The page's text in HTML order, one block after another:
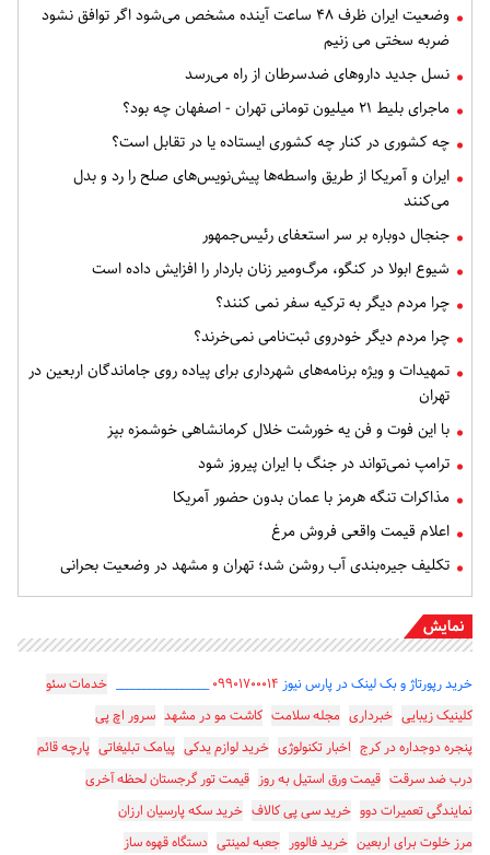
وضعیت ایران ظرف ۴۸ ساعت آینده مشخص می‌شود اگر توافق نشود
ضربه سختی می زنیم
نسل جدید داروهای ضدسرطان از راه می‌رسد
ماجرای بلیط ۲۱ میلیون تومانی تهران - اصفهان چه بود؟
چه کشوری در کنار چه کشوری ایستاده یا در تقابل است؟
ایران و آمریکا از طریق واسطه‌ها پیش‌نویس‌های صلح را رد و بدل
می‌کنند
جنجال دوباره بر سر استعفای رئیس‌جمهور
شیوع ابولا در کنگو، مرگ‌ومیر زنان باردار را افزایش داده است
چرا مردم دیگر به ترکیه سفر نمی کنند؟
چرا مردم دیگر خودروی ثبت‌نامی نمی‌خرند؟
تمهیدات و ویژه برنامه‌های شهرداری برای پیاده روی جاماندگان اربعین در
تهران
با این فوت و فن یه خورشت خلال کرمانشاهی خوشمزه بپز
ترامپ نمی‌تواند در جنگ با ایران پیروز شود
مذاکرات تنگه هرمز با عمان بدون حضور آمریکا
اعلام قیمت واقعی فروش مرغ
تکلیف جیره‌بندی آب روشن شد؛ تهران و مشهد در وضعیت بحرانی
نمایش
خرید رپورتاژ و بک لینک در پارس نیوز ۰۹۹۰۱۷۰۰۰۱۴_________________ خدمات سئو
کلینیک زیبایی خبرداری مجله سلامت کاشت مو در مشهد سرور اچ پی
پنجره دوجداره در کرج اخبار تکنولوژی خرید لوازم یدکی پیامک تبلیغاتی پارچه قائم
درب ضد سرقت قیمت ورق استیل به روز قیمت تور گرجستان لحظه آخری
نمایندگی تعمیرات دوو خرید سی پی کالاف خرید سکه پارسیان ارزان
مرز خلوت برای اربعین خرید فالوور جعبه لمینتی دستگاه قهوه ساز